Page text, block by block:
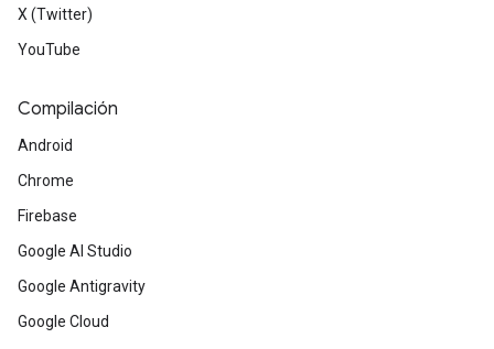
X (Twitter)
YouTube
Compilación
Android
Chrome
Firebase
Google AI Studio
Google Antigravity
Google Cloud